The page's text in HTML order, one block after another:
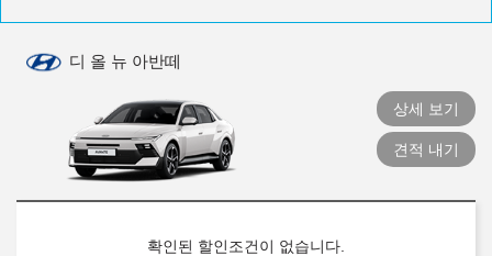
디 올 뉴 아반떼
상세 보기
견적 내기
확인된 할인조건이 없습니다.